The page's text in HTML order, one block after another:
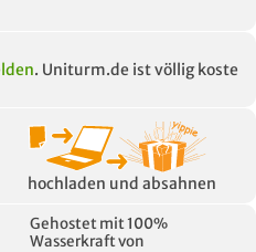
. Uniturm.de ist völlig koste
hochladen und absahnen
Gehostet mit 100%
Wasserkraft von